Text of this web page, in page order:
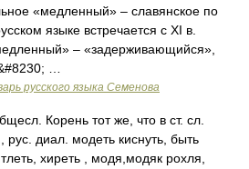
«медленный» – славянское по
языке встречается с XI в.
– «задерживающийся»,
…
русского языка Семенова
Корень тот же, что в ст. сл.
рус. диал. модеть киснуть, быть
хиреть , модя,модяк рохля,